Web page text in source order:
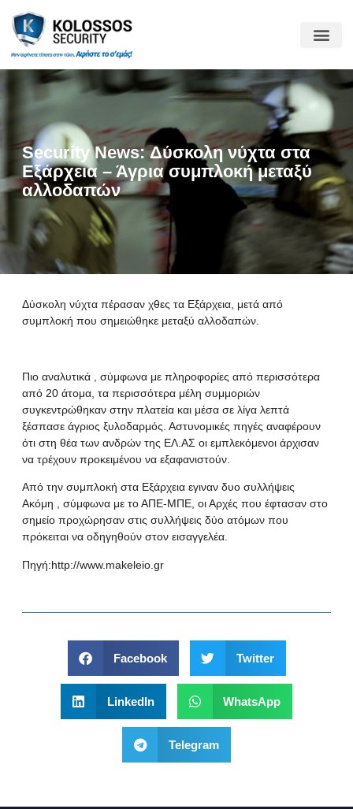
Security News: Δύσκολη νύχτα στα
Εξάρχεια – Άγρια συμπλοκή μεταξύ
αλλοδαπών
Δύσκολη νύχτα πέρασαν χθες τα Εξάρχεια, μετά από
συμπλοκή που σημειώθηκε μεταξύ αλλοδαπών.
Πιο αναλυτικά
, σύμφωνα με πληροφορίες από περισσότερα
από 20 άτομα, τα περισσότερα μέλη συμμοριών
συγκεντρώθηκαν στην πλατεία και μέσα σε λίγα λεπτά
ξέσπασε άγριος ξυλοδαρμός. Αστυνομικές πηγές αναφέρουν
ότι στη θέα των ανδρών της ΕΛ.ΑΣ οι εμπλεκόμενοι άρχισαν
να τρέχουν προκειμένου να εξαφανιστούν.
Από την συμπλοκή στα Εξάρχεια εγιναν δυο συλλήψεις
Ακόμη , σύμφωνα με το ΑΠΕ-ΜΠΕ, οι Αρχές που έφτασαν στο
σημείο προχώρησαν στις συλλήψεις δύο ατόμων που
πρόκειται να οδηγηθούν στον εισαγγελέα.
Πηγή:http://www.makeleio.gr
Facebook Twitter
LinkedIn WhatsApp
Telegram